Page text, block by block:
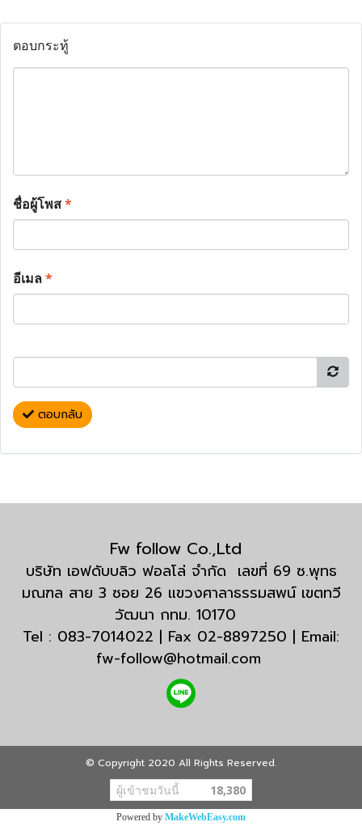
ตอบกระทู้
ชื่อผู้โพส*
อีเมล*
ตอบกลับ
Fw follow Co.,Ltd
บริษัท เอฟดับบลิว ฟอลโล่ จำกัด เลขที่ 69 ซ.พุทธ
มณฑล สาย 3 ซอย 26 แขวงศาลาธรรมสพน์ เขตทวี
วัฒนา กทม. 10170
Tel : 083-7014022 | Fax 02-8897250 | Email:
fw-follow@hotmail.com
© Copyright 2020 All Rights Reserved.
ผู้เข้าชมวันนี้ 18,380
Powered by MakeWebEasy.com